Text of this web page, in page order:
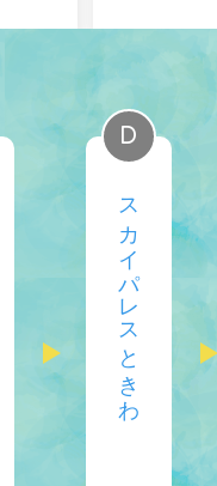
スカイパレスときわ